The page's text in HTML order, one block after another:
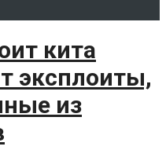
кита
эксплоиты,
из